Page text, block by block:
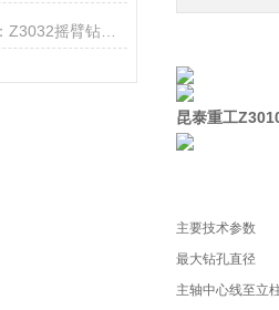
准确高效，尽在掌握：Z3032摇臂钻床的操作优势与应用实例
昆泰重工
主要技术参数
最大钻孔直径
主轴中心线至立